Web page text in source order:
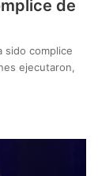
de
sido complice
ejecutaron,